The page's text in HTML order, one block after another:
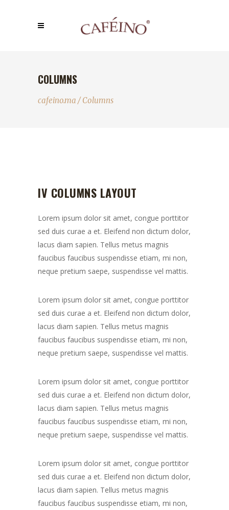
COLUMNS
cafeino.ma /Columns
IV COLUMNS LAYOUT
Lorem ipsum dolor sit amet, congue porttitor
sed duis curae a et. Eleifend non dictum dolor,
lacus diam sapien. Tellus metus magnis
faucibus faucibus suspendisse etiam, mi non,
neque pretium saepe, suspendisse vel mattis.
Lorem ipsum dolor sit amet, congue porttitor
sed duis curae a et. Eleifend non dictum dolor,
lacus diam sapien. Tellus metus magnis
faucibus faucibus suspendisse etiam, mi non,
neque pretium saepe, suspendisse vel mattis.
Lorem ipsum dolor sit amet, congue porttitor
sed duis curae a et. Eleifend non dictum dolor,
lacus diam sapien. Tellus metus magnis
faucibus faucibus suspendisse etiam, mi non,
neque pretium saepe, suspendisse vel mattis.
Lorem ipsum dolor sit amet, congue porttitor
sed duis curae a et. Eleifend non dictum dolor,
lacus diam sapien. Tellus metus magnis
faucibus faucibus suspendisse etiam, mi non,